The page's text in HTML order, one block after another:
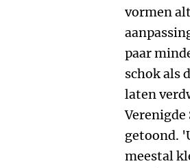
vormen
paar
schok als
laten
Verenigde
getoond.
meestal